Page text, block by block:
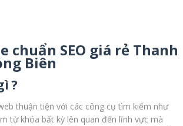
SEO giá rẻ Thanh
Biên
?
thuận tiện với các công cụ tìm kiếm như
từ khóa bất kỳ lên quan đến lĩnh vực mà